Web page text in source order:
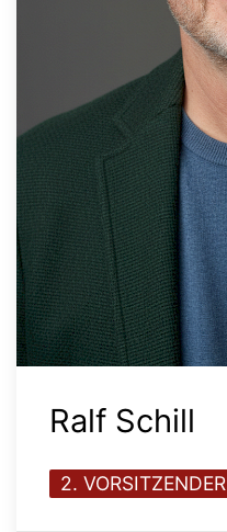
Ralf Schill
2. VORSITZENDER